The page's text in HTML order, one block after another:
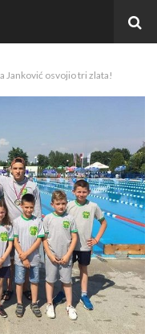
Janković osvojio tri zlata!